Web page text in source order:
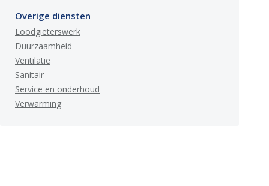
Overige diensten
Loodgieterswerk
Duurzaamheid
Ventilatie
Sanitair
Service en onderhoud
Verwarming